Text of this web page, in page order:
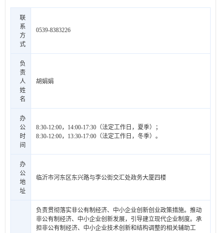
联
系
方
式
0539-8383226
负
责
人
姓
名
胡娟娟
办
公
时
间
8:30-12:00，14:00-17:30（法定工作日，夏季）；
8:30-12:00，13:30-17:00（法定工作日，冬季）。
办
公
地
址
临沂市河东区东兴路与李公街交汇处政务大厦四楼
负责贯彻落实非公有制经济、中小企业创新创业政策措施。推动
非公有制经济、中小企业创新发展，引导建立现代企业制度。承
担非公有制经济、中小企业技术创新和结构调整的相关辅助工